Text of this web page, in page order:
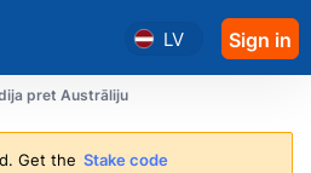
LV Sign in
pret Austrāliju
Get the Stake code